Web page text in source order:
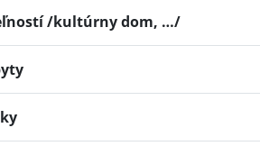
/kultúrny dom, …/